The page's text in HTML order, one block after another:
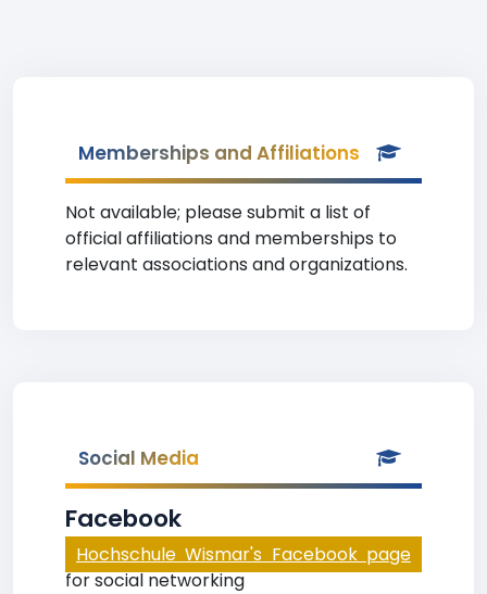
Memberships and Affiliations
Not available; please submit a list of
official affiliations and memberships to
relevant associations and organizations.
Social Media
Facebook
Hochschule Wismar's Facebook page
for social networking